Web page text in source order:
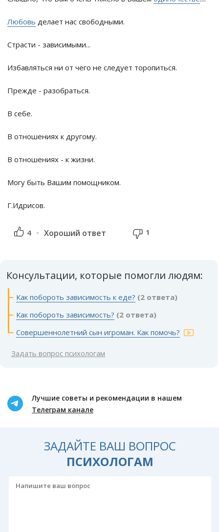
Любовь делает нас свободными.
Страсти - зависимыми...
Избавляться ни от чего не следует торопиться.
Прежде - разобраться.
В себе.
В отношениях к другому.
В отношениях - к жизни.
Могу быть Вашим помощником.
Г.Идрисов.
4 Хороший ответ 1
Консультации, которые помогли людям:
Как побороть зависимость к еде? (2 ответа)
Как побороть зависимость? (2 ответа)
Совершеннолетний сын игроман. Как помочь?
Задать вопрос психологам
Лучшие советы и рекомендации в нашем
Телеграм канале
ЗАДАЙТЕ ВАШ ВОПРОС
ПСИХОЛОГАМ